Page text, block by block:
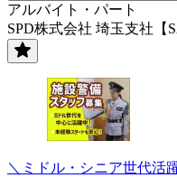
アルバイト・パート
SPD株式会社 埼玉支社【
＼ミドル・シニア世代活